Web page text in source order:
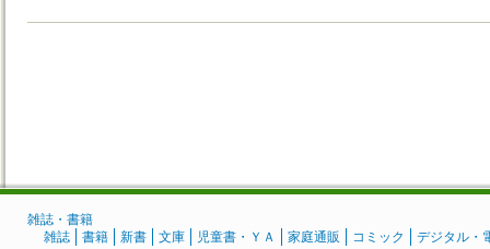
雑誌・書籍
雑誌
書籍 新書 文庫 児童書・ＹＡ 家庭通販 コミック デジタル・